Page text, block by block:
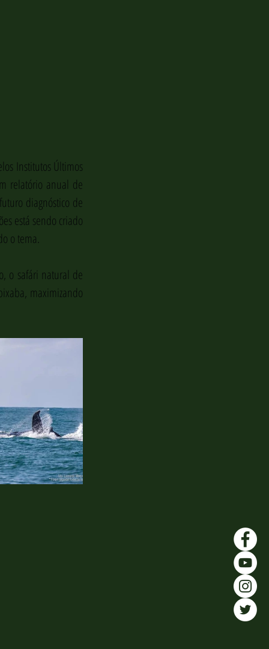
Institutos Últimos
relatório anual de
diagnóstico de
está sendo criado
o tema.
o safári natural de
maximizando